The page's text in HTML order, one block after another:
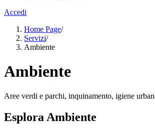
Accedi
Home Page/
Servizi/
Ambiente
Ambiente
Aree verdi e parchi, inquinamento, igiene
Esplora Ambiente